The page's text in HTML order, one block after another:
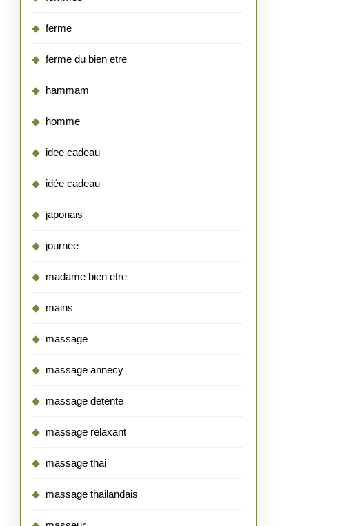
ferme
ferme du bien etre
hammam
homme
idee cadeau
idée cadeau
japonais
journee
madame bien etre
mains
massage
massage annecy
massage detente
massage relaxant
massage thai
massage thailandais